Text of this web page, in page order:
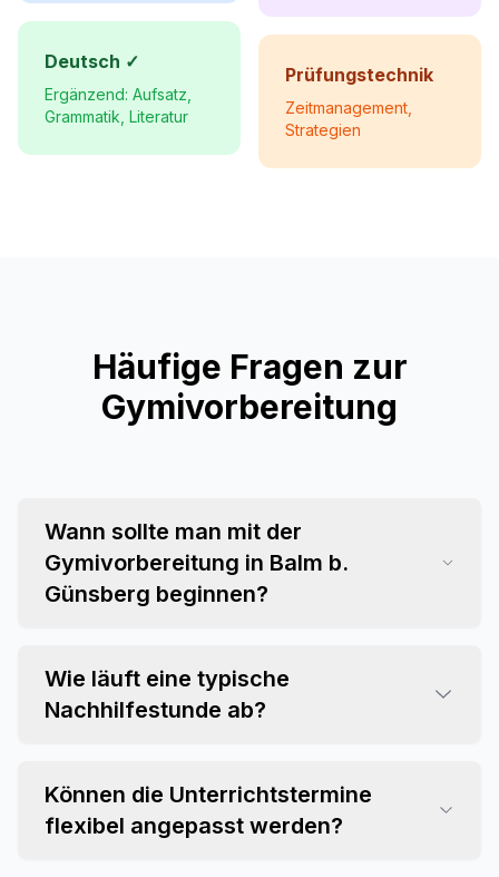
Deutsch ✓
Ergänzend: Aufsatz,
Grammatik, Literatur
Prüfungstechnik
Zeitmanagement,
Strategien
Häufige Fragen zur
Gymivorbereitung
Wann sollte man mit der
Gymivorbereitung in Balm b.
Günsberg beginnen?
Wie läuft eine typische
Nachhilfestunde ab?
Können die Unterrichtstermine
flexibel angepasst werden?